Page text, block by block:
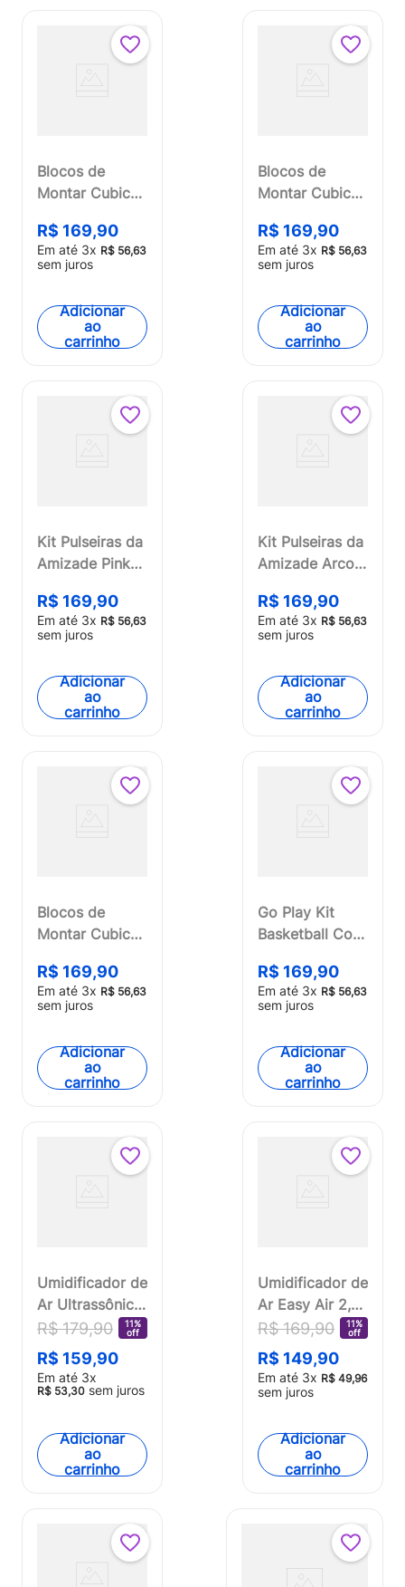
Blocos de
Montar Cubic
Brigada de
Incêndio 572
- BR1614
R$ 169,90
Em até 3x R$ 56,63
sem juros
Adicionar
ao
carrinho
Blocos de
Montar Cubic
Robot 575
Peças Multikids
R$ 169,90
Em até 3x R$ 56,63
sem juros
Adicionar
ao
carrinho
Kit Pulseiras da
Amizade Pink
Multikids -
BR2315
R$ 169,90
Em até 3x R$ 56,63
sem juros
Adicionar
ao
carrinho
Kit Pulseiras da
Amizade Arco-
Tamanho G
Multikids -
R$ 169,90
Em até 3x R$ 56,63
sem juros
Adicionar
ao
carrinho
Blocos de
Montar Cubic
de Combate
576 Peças
BR1620
R$ 169,90
Em até 3x R$ 56,63
sem juros
Adicionar
ao
carrinho
Go Play Kit
Basketball Com
Ajustável
Multikids -
R$ 169,90
Em até 3x R$ 56,63
sem juros
Adicionar
ao
carrinho
Umidificador de
Ar Ultrassônico
2,2L Bivolt
Automático
Fisher Price -
HC055
R$ 179,90
11%
off
R$ 159,90
Em até 3x
R$ 53,30 sem juros
Adicionar
ao
carrinho
Umidificador de
Ar Easy Air 2,6
L Bivolt
Automático
Multi Saúde -
HC118
R$ 169,90
11%
off
R$ 149,90
Em até 3x R$ 49,96
sem juros
Adicionar
ao
carrinho